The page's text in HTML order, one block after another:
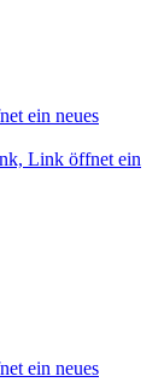
ein neues
Link öffnet ein
ein neues